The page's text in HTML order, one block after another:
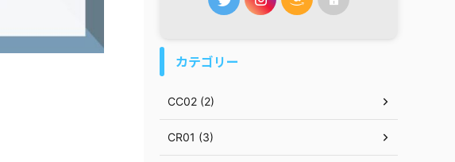
カテゴリー
CC02 (2)
CR01 (3)